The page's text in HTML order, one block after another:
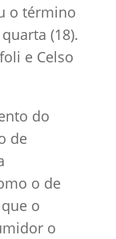
o término
(18).
e Celso
do
de
o de
o
o